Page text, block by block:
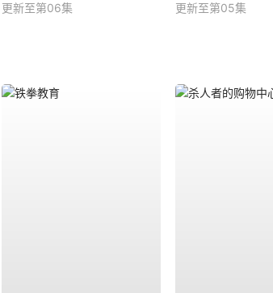
更新至第06集
更新至第05集